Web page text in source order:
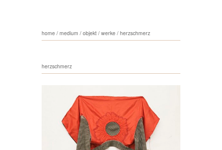
home / medium / objekt / werke / herzschmerz
herzschmerz